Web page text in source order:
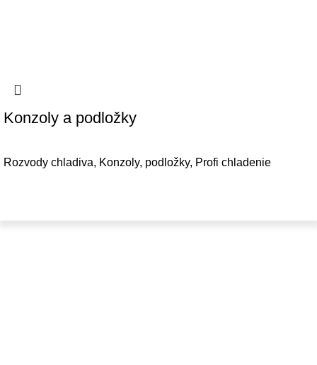
Konzoly a podložky
Rozvody chladiva, Konzoly, podložky, Profi chladenie